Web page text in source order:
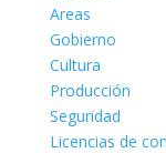
Areas
Gobierno
Cultura
Producción
Seguridad
Licencias de